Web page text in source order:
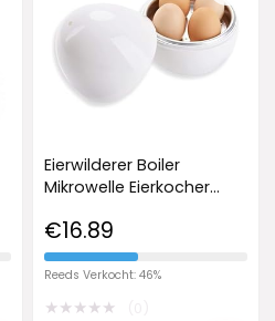
Eierwilderer Boiler
Mikrowelle Eierkocher
Maker für 4 Eier, Poacher
Maker Küche
Kochzubehör Weiß
€16.89
Reeds Verkocht: 46%
★★★★★